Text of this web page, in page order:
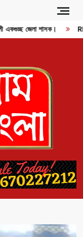
একগুচ্ছ জেলা শাসক।